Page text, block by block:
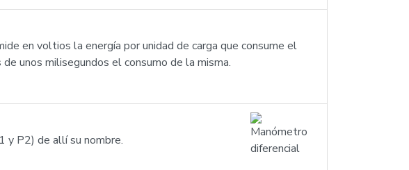
en voltios la energía por unidad de carga que consume el
unos milisegundos el consumo de la misma.
y P2) de allí su nombre.